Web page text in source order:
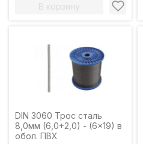
В корзину
DIN 3060 Трос сталь
8,0мм (6,0+2,0) - (6x19) в
обол. ПВХ